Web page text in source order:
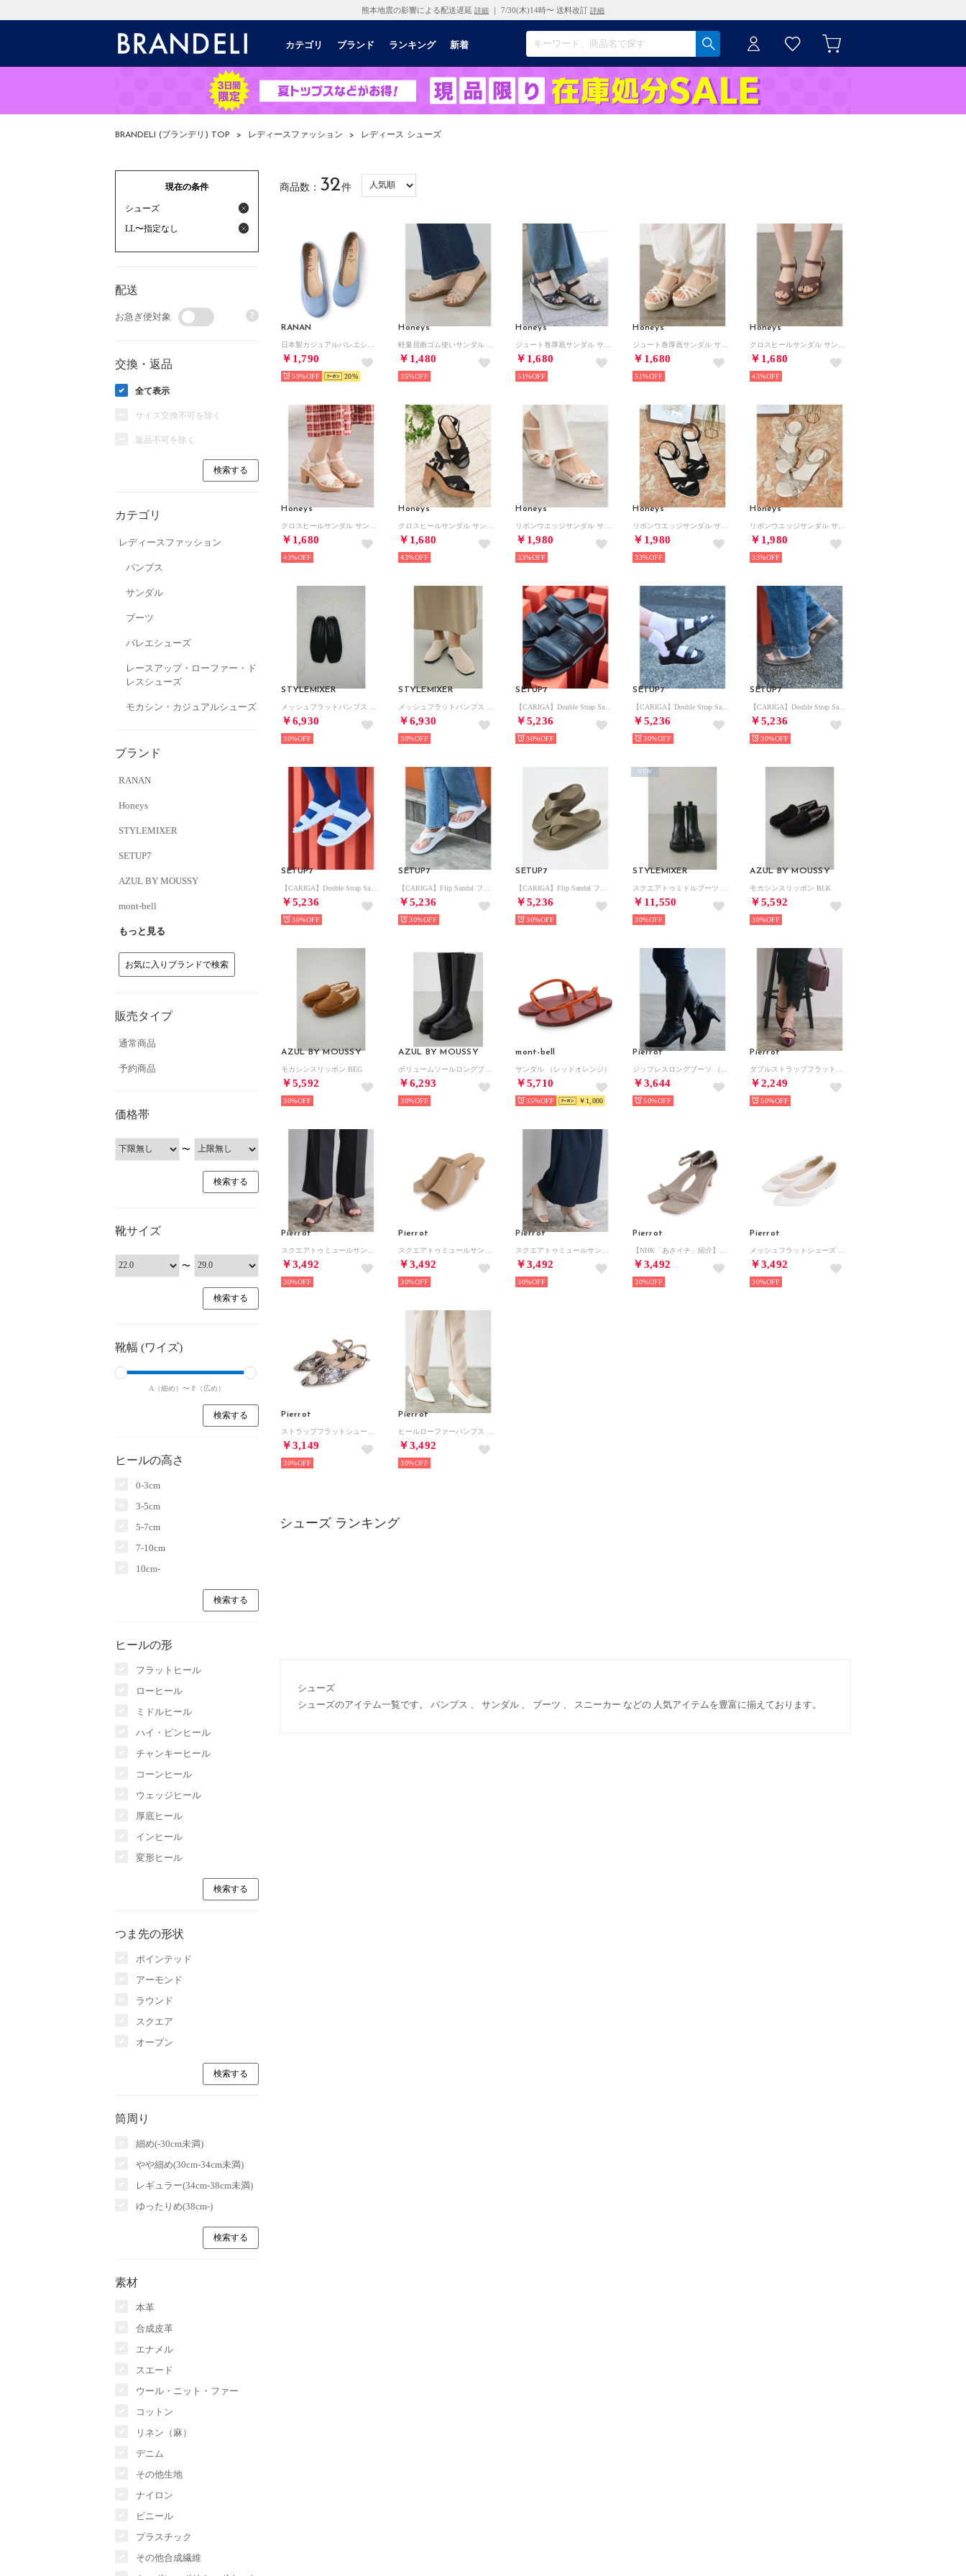
熊本地震の影響による配送遅延 詳細 ｜ 7/30(木)14時〜 送料改訂 詳細
カテゴリ ブランド ランキング 新着
BRANDELI (ブランデリ) TOP > レディースファッション > レディース シューズ
現在の条件
シューズ
LL〜指定なし
配送
お急ぎ便対象 ?
交換・返品
全て表示
サイズ交換不可を除く
返品不可を除く
カテゴリ
レディースファッション
パンプス
サンダル
ブーツ
バレエシューズ
レースアップ・ローファー・ド
レスシューズ
モカシン・カジュアルシューズ
ブランド
RANAN
Honeys
STYLEMIXER
SETUP7
AZUL BY MOUSSY
mont-bell
もっと見る
お気に入りブランドで検索
販売タイプ
通常商品
予約商品
価格帯
〜
靴サイズ
〜
靴幅 (ワイズ)
A（細め）〜 F（広め）
ヒールの高さ
0-3cm
3-5cm
5-7cm
7-10cm
10cm-
ヒールの形
フラットヒール
ローヒール
ミドルヒール
ハイ・ピンヒール
チャンキーヒール
コーンヒール
ウェッジヒール
厚底ヒール
インヒール
変形ヒール
つま先の形状
ポインテッド
アーモンド
ラウンド
スクエア
オープン
筒周り
細め(-30cm未満)
やや細め(30cm-34cm未満)
レギュラー(34cm-38cm未満)
ゆったりめ(38cm-)
素材
本革
合成皮革
エナメル
スエード
ウール・ニット・ファー
コットン
リネン（麻）
デニム
その他生地
ナイロン
ビニール
プラスチック
その他合成繊維
商品数： 32件
RANAN
￥1,790
59% 20
Honeys
￥1,480
35%
Honeys
￥1,680
51%
Honeys
￥1,680
51%
Honeys
￥1,680
43%
Honeys
￥1,680
43%
Honeys
￥1,680
43%
Honeys
￥1,980
33%
Honeys
￥1,980
33%
Honeys
￥1,980
33%
STYLEMIXER
￥6,930
30%
STYLEMIXER
￥6,930
30%
SETUP7
￥5,236
30%
SETUP7
￥5,236
30%
SETUP7
￥5,236
30%
SETUP7
￥5,236
30%
SETUP7
￥5,236
30%
SETUP7
￥5,236
30%
STYLEMIXER
￥11,550
NEW
30%
AZUL BY MOUSSY
モカシンスリッポン BLK
￥5,592
30%
AZUL BY MOUSSY
モカシンスリッポン BEG
￥5,592
30%
AZUL BY MOUSSY
￥6,293
30%
mont-bell
サンダル （レッドオレンジ）
￥5,710
35% ￥1,000
Pierrot
￥3,644
50%
Pierrot
￥2,249
50%
Pierrot
￥3,492
30%
Pierrot
￥3,492
30%
Pierrot
￥3,492
30%
Pierrot
￥3,492
30%
Pierrot
￥3,492
30%
Pierrot
￥3,149
30%
Pierrot
￥3,492
30%
シューズ ランキング
シューズ
シューズのアイテム一覧です。 パンプス 、 サンダル 、 ブーツ 、 スニーカー などの 人気アイテムを豊富に揃えております。